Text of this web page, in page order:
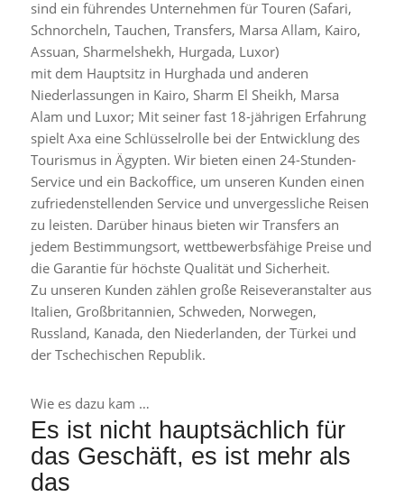
sind ein führendes Unternehmen für Touren (Safari,
Schnorcheln, Tauchen, Transfers, Marsa Allam, Kairo,
Assuan, Sharmelshekh, Hurgada, Luxor)
mit dem Hauptsitz in Hurghada und anderen
Niederlassungen in Kairo, Sharm El Sheikh, Marsa
Alam und Luxor; Mit seiner fast 18-jährigen Erfahrung
spielt Axa eine Schlüsselrolle bei der Entwicklung des
Tourismus in Ägypten. Wir bieten einen 24-Stunden-
Service und ein Backoffice, um unseren Kunden einen
zufriedenstellenden Service und unvergessliche Reisen
zu leisten. Darüber hinaus bieten wir Transfers an
jedem Bestimmungsort, wettbewerbsfähige Preise und
die Garantie für höchste Qualität und Sicherheit.
Zu unseren Kunden zählen große Reiseveranstalter aus
Italien, Großbritannien, Schweden, Norwegen,
Russland, Kanada, den Niederlanden, der Türkei und
der Tschechischen Republik.
Wie es dazu kam …
Es ist nicht hauptsächlich für
das Geschäft, es ist mehr als
das